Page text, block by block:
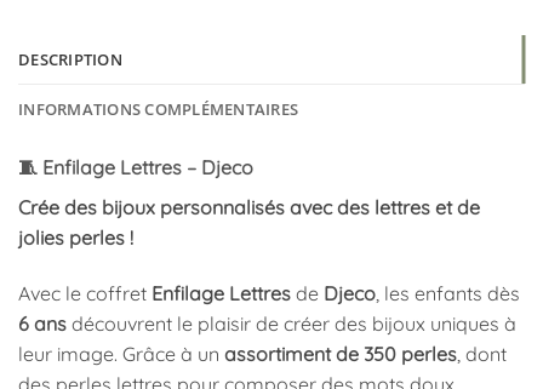
DESCRIPTION
INFORMATIONS COMPLÉMENTAIRES
🧵 Enfilage Lettres – Djeco
Crée des bijoux personnalisés avec des lettres et de
jolies perles !
Avec le coffret Enfilage Lettres de Djeco , les enfants dès
6 ans découvrent le plaisir de créer des bijoux uniques à
leur image. Grâce à un assortiment de 350 perles , dont
des perles lettres pour composer des mots doux,